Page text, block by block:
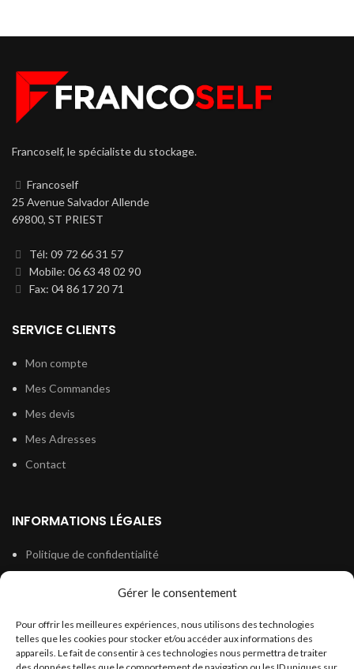
Gérer le consentement
Pour offrir les meilleures expériences, nous utilisons des technologies
telles que les cookies pour stocker et/ou accéder aux informations des
appareils. Le fait de consentir à ces technologies nous permettra de traiter
Francoself, le spécialiste du stockage.
Francoself
25 Avenue Salvador Allende
69800, ST PRIEST
Tél: 09 72 66 31 57
Mobile: 06 63 48 02 90
Fax: 04 86 17 20 71
SERVICE CLIENTS
Mon compte
Mes Commandes
Mes devis
Mes Adresses
Contact
INFORMATIONS LÉGALES
Politique de confidentialité
Politique de cookies (UE)